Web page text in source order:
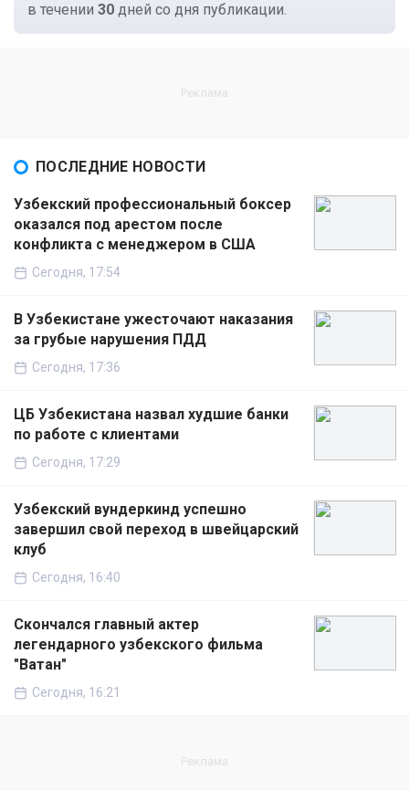
в течении 30 дней со дня публикации.
ПОСЛЕДНИЕ НОВОСТИ
Узбекский профессиональный боксер
оказался под арестом после
конфликта с менеджером в США
Сегодня, 17:54
В Узбекистане ужесточают наказания
за грубые нарушения ПДД
Сегодня, 17:36
ЦБ Узбекистана назвал худшие банки
по работе с клиентами
Сегодня, 17:29
Узбекский вундеркинд успешно
завершил свой переход в швейцарский
клуб
Сегодня, 16:40
Скончался главный актер
легендарного узбекского фильма
"Ватан"
Сегодня, 16:21